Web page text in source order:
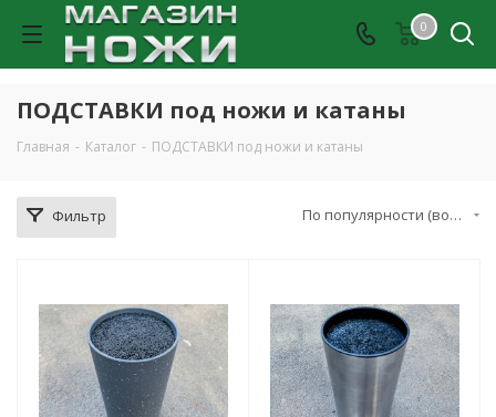
0
ПОДСТАВКИ под ножи и катаны
Главная - Каталог - ПОДСТАВКИ под ножи и катаны
Фильтр По популярности (возрастание)